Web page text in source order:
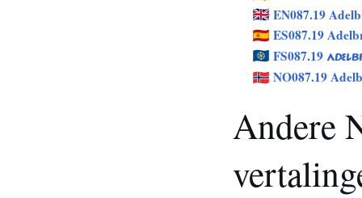
EN087.19
ES087.19
FS087.19
NO087.19
Andere